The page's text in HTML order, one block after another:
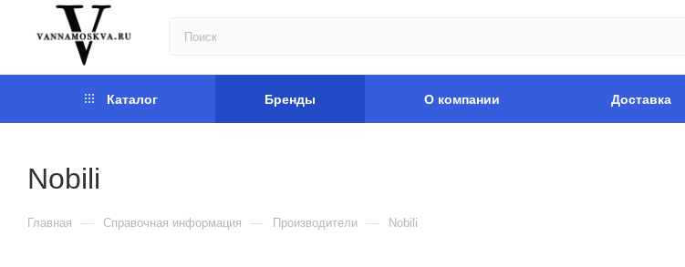
Каталог Бренды О компании Доставка
Nobili
Главная — Справочная информация — Производители — Nobili